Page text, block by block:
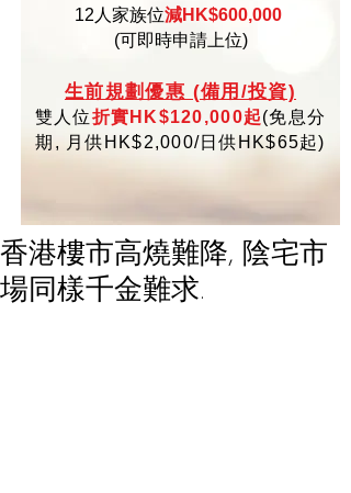
12人家族位減HK$600,000
(可即時申請上位)
生前規劃優惠 (備用/投資)
雙人位折實HK$120,000起(免息分
期, 月供HK$2,000/日供HK$65起)
香港樓市高燒難降, 陰宅市
場同樣千金難求.